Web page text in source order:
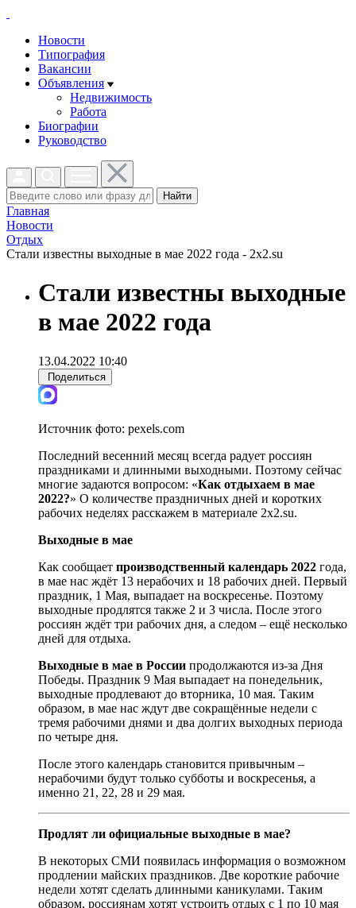
Новости
Типография
Вакансии
Объявления
Недвижимость
Работа
Биографии
Руководство
Найти
Главная
Новости
Отдых
Стали известны выходные в мае 2022 года - 2x2.su
Стали известны выходные
в мае 2022 года
13.04.2022 10:40
Поделиться
Источник фото: pexels.com
Последний весенний месяц всегда радует россиян
праздниками и длинными выходными. Поэтому сейчас
многие задаются вопросом: «Как отдыхаем в мае
2022?» О количестве праздничных дней и коротких
рабочих неделях расскажем в материале 2x2.su.
Выходные в мае
Как сообщает производственный календарь 2022 года,
в мае нас ждёт 13 нерабочих и 18 рабочих дней. Первый
праздник, 1 Мая, выпадает на воскресенье. Поэтому
выходные продлятся также 2 и 3 числа. После этого
россиян ждёт три рабочих дня, а следом – ещё несколько
дней для отдыха.
Выходные в мае в России продолжаются из-за Дня
Победы. Праздник 9 Мая выпадает на понедельник,
выходные продлевают до вторника, 10 мая. Таким
образом, в мае нас ждут две сокращённые недели с
тремя рабочими днями и два долгих выходных периода
по четыре дня.
После этого календарь становится привычным –
нерабочими будут только субботы и воскресенья, а
именно 21, 22, 28 и 29 мая.
Продлят ли официальные выходные в мае?
В некоторых СМИ появилась информация о возможном
продлении майских праздников. Две короткие рабочие
недели хотят сделать длинными каникулами. Таким
образом, россиянам хотят устроить отдых с 1 по 10 мая